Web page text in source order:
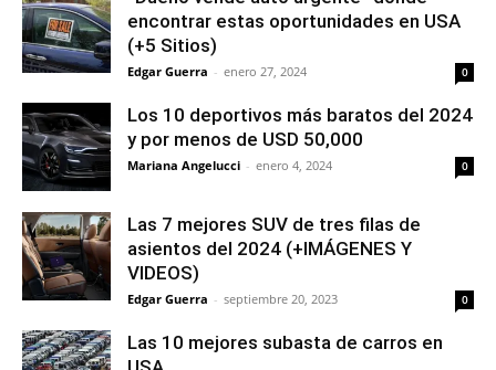
encontrar estas oportunidades en USA
(+5 Sitios)
Edgar Guerra - enero 27, 2024 0
Los 10 deportivos más baratos del 2024
y por menos de USD 50,000
Mariana Angelucci - enero 4, 2024 0
Las 7 mejores SUV de tres filas de
asientos del 2024 (+IMÁGENES Y
VIDEOS)
Edgar Guerra - septiembre 20, 2023 0
Las 10 mejores subasta de carros en